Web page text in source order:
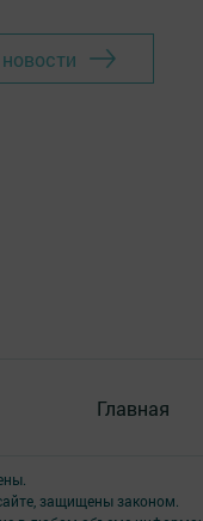
Главная
защищены законом.